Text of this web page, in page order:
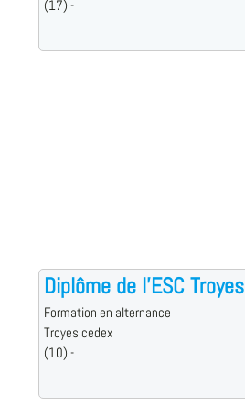
(17) -
Diplôme de l'ESC Troyes
Formation en alternance
Troyes cedex
(10) -